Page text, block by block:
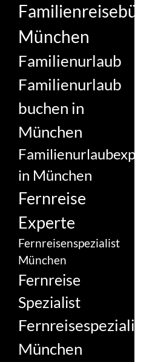
Familienreisebüro
München
Familienurlaub
Familienurlaub
buchen in
München
Familienurlaubexperte
in München
Fernreise
Experte
Fernreisenspezialist
München
Fernreise
Spezialist
Fernreisespezialist
München